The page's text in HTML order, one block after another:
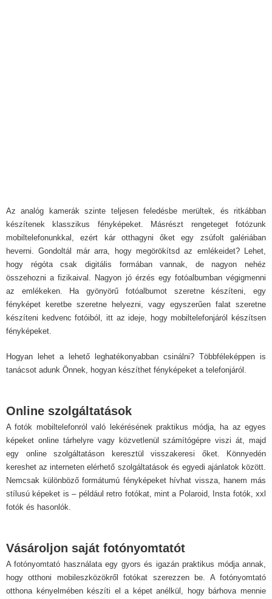
Az analóg kamerák szinte teljesen feledésbe merültek, és ritkábban
készítenek klasszikus fényképeket. Másrészt rengeteget fotózunk
mobiltelefonunkkal, ezért kár otthagyni őket egy zsúfolt galériában
heverni. Gondoltál már arra, hogy megörökítsd az emlékeidet? Lehet,
hogy régóta csak digitális formában vannak, de nagyon nehéz
összehozni a fizikaival. Nagyon jó érzés egy fotóalbumban végigmenni
az emlékeken. Ha gyönyörű fotóalbumot szeretne készíteni, egy
fényképet keretbe szeretne helyezni, vagy egyszerűen falat szeretne
készíteni kedvenc fotóiból, itt az ideje, hogy mobiltelefonjáról készítsen
fényképeket.
Hogyan lehet a lehető leghatékonyabban csinálni? Többféleképpen is
tanácsot adunk Önnek, hogyan készíthet fényképeket a telefonjáról.
Online szolgáltatások
A fotók mobiltelefonról való lekérésének praktikus módja, ha az egyes
képeket online tárhelyre vagy közvetlenül számítógépre viszi át, majd
egy online szolgáltatáson keresztül visszakeresi őket. Könnyedén
kereshet az interneten elérhető szolgáltatások és egyedi ajánlatok között.
Nemcsak különböző formátumú fényképeket hívhat vissza, hanem más
stílusú képeket is – például retro fotókat, mint a Polaroid, Insta fotók, xxl
fotók és hasonlók.
Vásároljon saját fotónyomtatót
A fotónyomtató használata egy gyors és igazán praktikus módja annak,
hogy otthoni mobileszközökről fotókat szerezzen be. A fotónyomtató
otthona kényelmében készíti el a képet anélkül, hogy bárhova mennie